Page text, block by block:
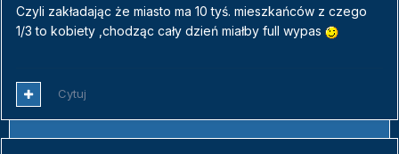
Czyli zakładając że miasto ma 10 tyś. mieszkańców z czego
1/3 to kobiety ,chodząc cały dzień miałby full wypas
Cytuj